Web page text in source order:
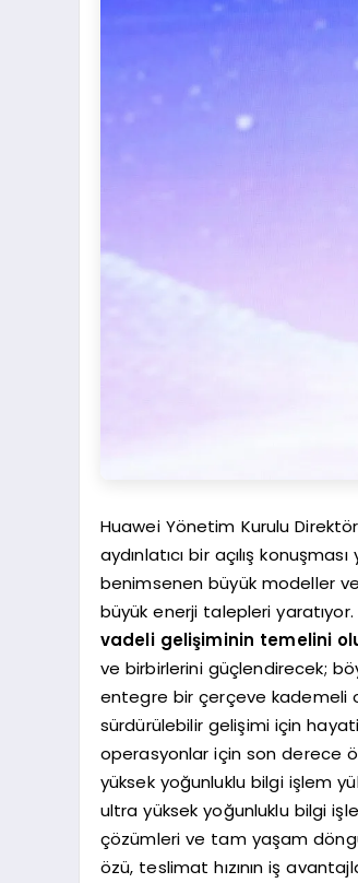
Huawei Yönetim Kurulu
aydınlatıcı bir açılış
benimsenen büyük modeller
büyük enerji talepleri yaratıyor.
vadeli gelişiminin temelini
ve birbirlerini güçlendirecek;
entegre bir çerçeve kademeli
sürdürülebilir gelişimi için
operasyonlar için son derece
yüksek yoğunluklu bilgi işlem
ultra yüksek yoğunluklu bilgi
çözümleri ve tam yaşam
özü, teslimat hızının iş